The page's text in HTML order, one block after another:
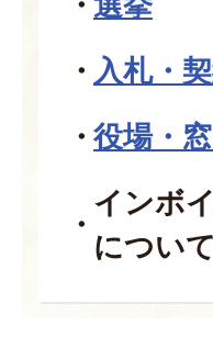
入札・
役場・
インボ
について